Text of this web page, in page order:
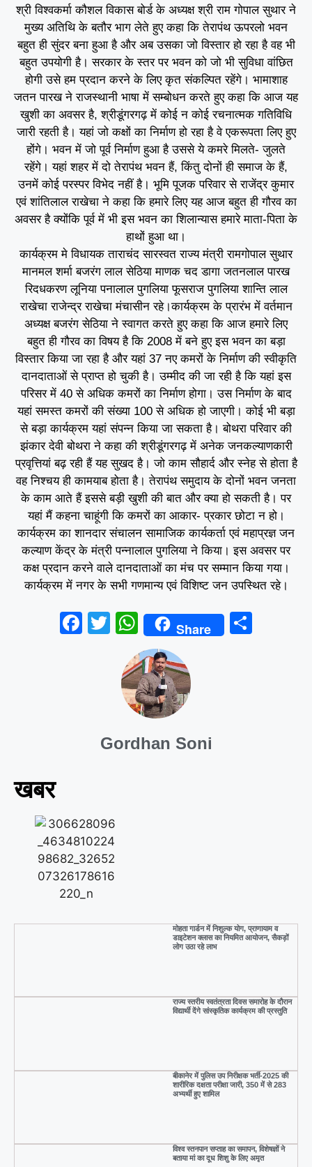
श्री विश्वकर्मा कौशल विकास बोर्ड के अध्यक्ष श्री राम गोपाल सुथार ने
मुख्य अतिथि के बतौर भाग लेते हुए कहा कि तेरापंथ ऊपरलो भवन
बहुत ही सुंदर बना हुआ है और अब उसका जो विस्तार हो रहा है वह भी
बहुत उपयोगी है। सरकार के स्तर पर भवन को जो भी सुविधा वांछित
होगी उसे हम प्रदान करने के लिए कृत संकल्पित रहेंगे। भामाशाह
जतन पारख ने राजस्थानी भाषा में सम्बोधन करते हुए कहा कि आज यह
खुशी का अवसर है, श्रीडूंगरगढ़ में कोई न कोई रचनात्मक गतिविधि
जारी रहती है। यहां जो कक्षों का निर्माण हो रहा है वे एकरूपता लिए हुए
होंगे। भवन में जो पूर्व निर्माण हुआ है उससे ये कमरे मिलते- जुलते
रहेंगे। यहां शहर में दो तेरापंथ भवन हैं, किंतु दोनों ही समाज के हैं,
उनमें कोई परस्पर विभेद नहीं है। भूमि पूजक परिवार से राजेंद्र कुमार
एवं शांतिलाल राखेचा ने कहा कि हमारे लिए यह आज बहुत ही गौरव का
अवसर है क्योंकि पूर्व में भी इस भवन का शिलान्यास हमारे माता-पिता के
हाथों हुआ था।
कार्यक्रम मे विधायक ताराचंद सारस्वत राज्य मंत्री रामगोपाल सुथार
मानमल शर्मा बजरंग लाल सेठिया माणक चद डागा जतनलाल पारख
रिदधकरण लूनिया पनालाल पुगलिया फूसराज पुगलिया शान्ति लाल
राखेचा राजेन्द्र राखेचा मंचासीन रहे।कार्यक्रम के प्रारंभ में वर्तमान
अध्यक्ष बजरंग सेठिया ने स्वागत करते हुए कहा कि आज हमारे लिए
बहुत ही गौरव का विषय है कि 2008 में बने हुए इस भवन का बड़ा
विस्तार किया जा रहा है और यहां 37 नए कमरों के निर्माण की स्वीकृति
दानदाताओं से प्राप्त हो चुकी है। उम्मीद की जा रही है कि यहां इस
परिसर में 40 से अधिक कमरों का निर्माण होगा। उस निर्माण के बाद
यहां समस्त कमरों की संख्या 100 से अधिक हो जाएगी। कोई भी बड़ा
से बड़ा कार्यक्रम यहां संपन्न किया जा सकता है। बोथरा परिवार की
झंकार देवी बोथरा ने कहा की श्रीडूंगरगढ़ में अनेक जनकल्याणकारी
प्रवृत्तियां बढ़ रही हैं यह सुखद है। जो काम सौहार्द और स्नेह से होता है
वह निश्चय ही कामयाब होता है। तेरापंथ समुदाय के दोनों भवन जनता
के काम आते हैं इससे बड़ी खुशी की बात और क्या हो सकती है। पर
यहां मैं कहना चाहूंगी कि कमरों का आकार- प्रकार छोटा न हो।
कार्यक्रम का शानदार संचालन सामाजिक कार्यकर्ता एवं महाप्रज्ञ जन
कल्याण केंद्र के मंत्री पन्नालाल पुगलिया ने किया। इस अवसर पर
कक्ष प्रदान करने वाले दानदाताओं का मंच पर सम्मान किया गया।
कार्यक्रम में नगर के सभी गणमान्य एवं विशिष्ट जन उपस्थित रहे।
F
T
tt
er
W
h
at
s
A
p
p
Share
Gordhan Soni
खबर
मोहता गार्डन में निशुल्क योग, प्राणायाम व
डाइटेशन क्लास का नियमित आयोजन, सैकड़ों
लोग उठा रहे लाभ
राज्य स्तरीय स्वतंत्रता दिवस समारोह के दौरान
विद्यार्थी देंगे सांस्कृतिक कार्यक्रम की प्रस्तुति
बीकानेर में पुलिस उप निरीक्षक भर्ती-2025 की
शारीरिक दक्षता परीक्षा जारी, 350 में से 283
अभ्यर्थी हुए शामिल
विश्व स्तनपान सप्ताह का समापन, विशेषज्ञों ने
बताया मां का दूध शिशु के लिए अमृत